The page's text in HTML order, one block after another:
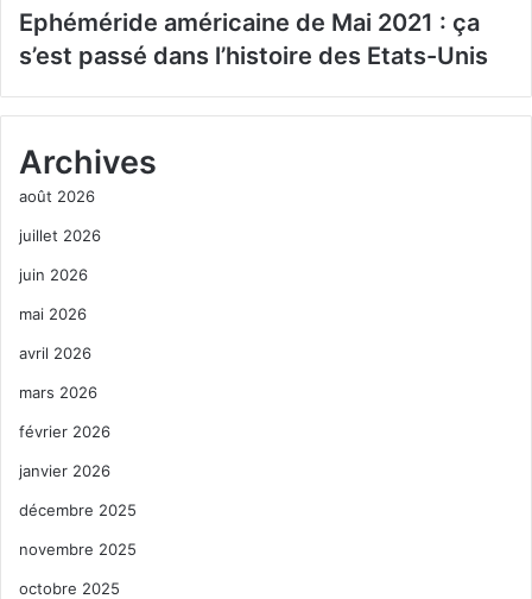
Ephéméride américaine de Mai 2021 : ça
s’est passé dans l’histoire des Etats-Unis
Archives
août 2026
juillet 2026
juin 2026
mai 2026
avril 2026
mars 2026
février 2026
janvier 2026
décembre 2025
novembre 2025
octobre 2025